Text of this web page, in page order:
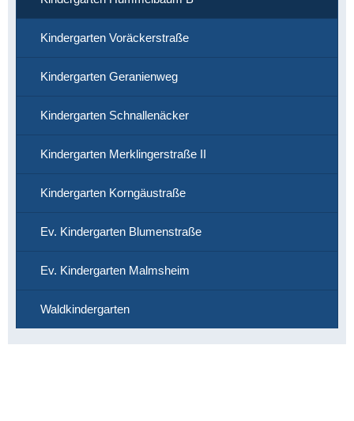
Kindergarten Voräckerstraße
Kindergarten Geranienweg
Kindergarten Schnallenäcker
Kindergarten Merklingerstraße II
Kindergarten Korngäustraße
Ev. Kindergarten Blumenstraße
Ev. Kindergarten Malmsheim
Waldkindergarten